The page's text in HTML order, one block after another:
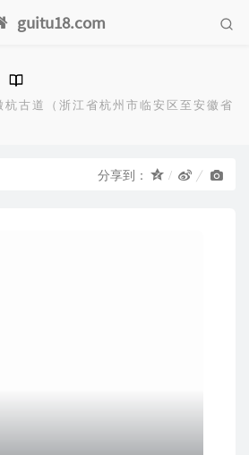
guitu18.com
杭古道（浙江省杭州市临安区至安徽省
分享到：